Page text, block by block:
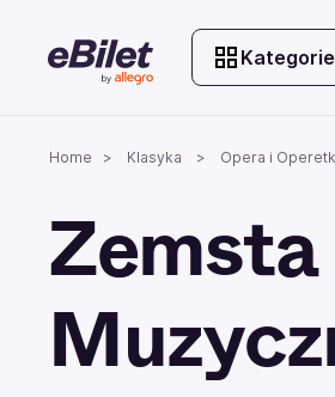
Kategorie
Home Klasyka Opera i